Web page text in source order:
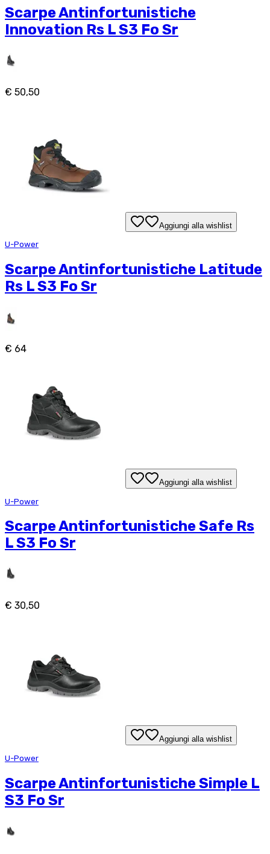
Scarpe Antinfortunistiche
Innovation Rs L S3 Fo Sr
€ 50,50
Aggiungi alla wishlist
U-Power
Scarpe Antinfortunistiche Latitude
Rs L S3 Fo Sr
€ 64
Aggiungi alla wishlist
U-Power
Scarpe Antinfortunistiche Safe Rs
L S3 Fo Sr
€ 30,50
Aggiungi alla wishlist
U-Power
Scarpe Antinfortunistiche Simple L
S3 Fo Sr